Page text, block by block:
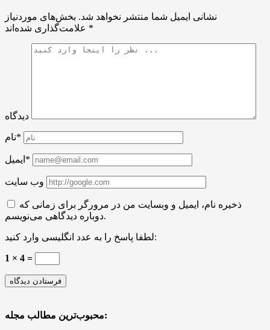
نشانی ایمیل شما منتشر نخواهد شد. بخش‌های موردنیاز
*
دیدگاه
نام*
ایمیل*
وب سایت
ذخیره نام، ایمیل و وبسایت من در مرورگر برای زمانی که
دوباره دیدگاهی می‌نویسم.
لطفا پاسخ را به عدد انگلیسی وارد کنید:
1 × 4 =
محبوب‌ترین مطالب مجله: